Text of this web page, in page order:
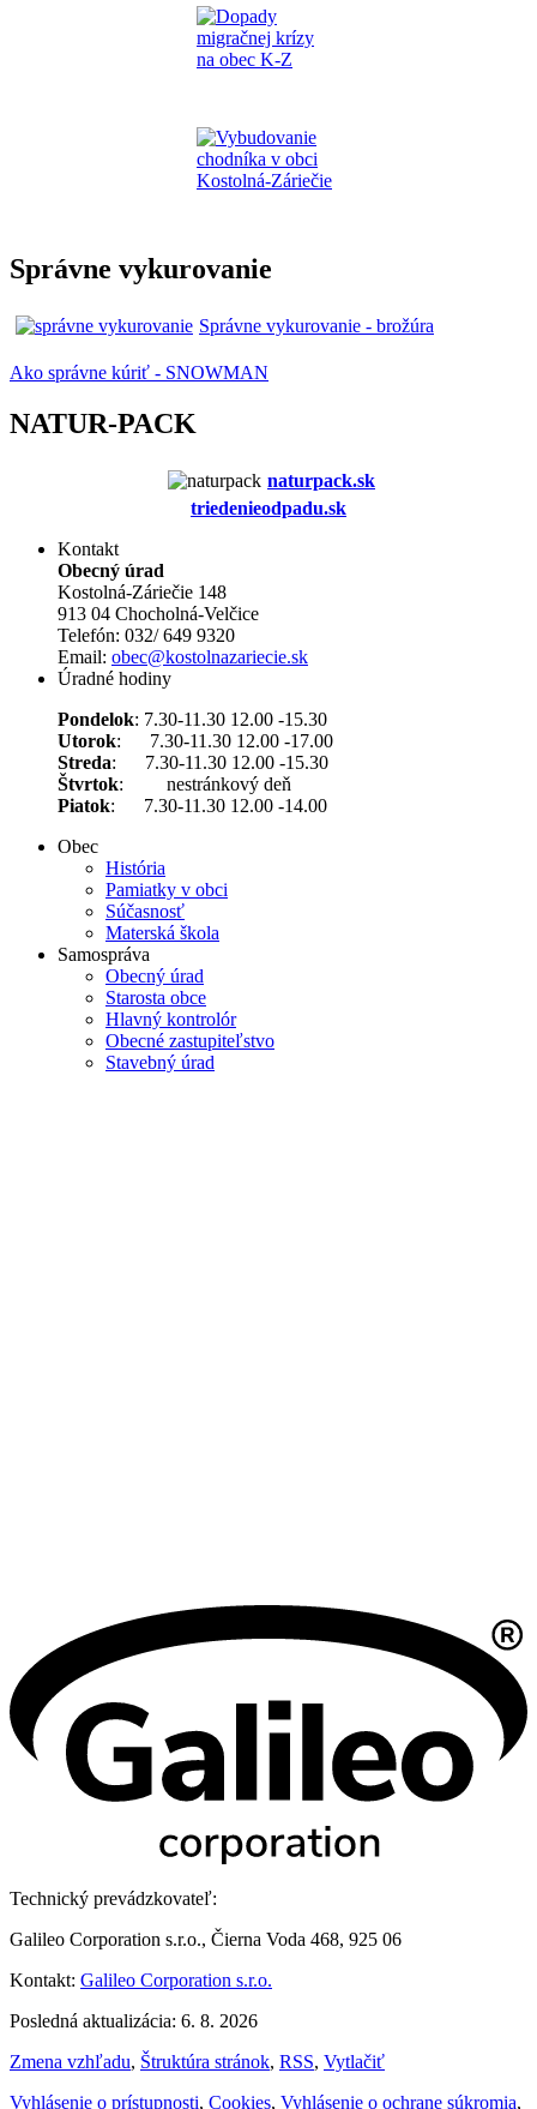
Správne vykurovanie
Správne vykurovanie - brožúra
Ako správne kúriť - SNOWMAN
NATUR-PACK
naturpack.sk
triedenieodpadu.sk
Kontakt
Obecný úrad
Kostolná-Záriečie 148
913 04 Chocholná-Velčice
Telefón: 032/ 649 9320
Email: obec@kostolnazariecie.sk
Úradné hodiny
Pondelok: 7.30-11.30 12.00 -15.30
Utorok: 7.30-11.30 12.00 -17.00
Streda: 7.30-11.30 12.00 -15.30
Štvrtok: nestránkový deň
Piatok: 7.30-11.30 12.00 -14.00
Obec
História
Pamiatky v obci
Súčasnosť
Materská škola
Samospráva
Obecný úrad
Starosta obce
Hlavný kontrolór
Obecné zastupiteľstvo
Stavebný úrad
Technický prevádzkovateľ:
Galileo Corporation s.r.o., Čierna Voda 468, 925 06
Kontakt: Galileo Corporation s.r.o.
Posledná aktualizácia: 6. 8. 2026
Zmena vzhľadu, Štruktúra stránok, RSS, Vytlačiť
Vyhlásenie o prístupnosti, Cookies, Vyhlásenie o ochrane súkromia,